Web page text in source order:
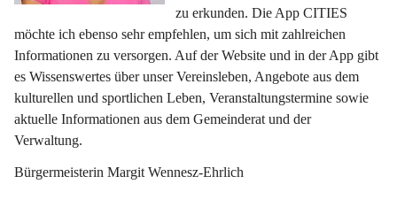
zu erkunden. Die App CITIES
möchte ich ebenso sehr empfehlen, um sich mit zahlreichen
Informationen zu versorgen. Auf der Website und in der App gibt
es Wissenswertes über unser Vereinsleben, Angebote aus dem
kulturellen und sportlichen Leben, Veranstaltungstermine sowie
aktuelle Informationen aus dem Gemeinderat und der
Verwaltung.
Bürgermeisterin Margit Wennesz-Ehrlich